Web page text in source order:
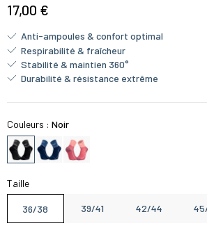
17,00 €
Anti-ampoules & confort optimal
Respirabilité & fraîcheur
Stabilité & maintien 360°
Durabilité & résistance extrême
Couleurs : Noir
Taille
36/38 39/41 42/44